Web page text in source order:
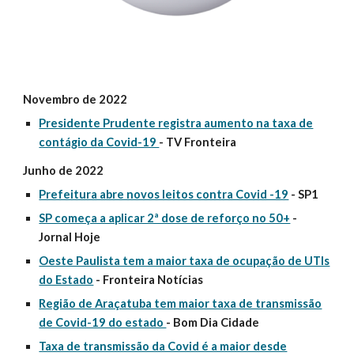
Novembro de 2022
Presidente Prudente registra aumento na taxa de
contágio da Covid-19 - TV Fronteira
Junho de 2022
Prefeitura abre novos leitos contra Covid -19 - SP1
SP começa a aplicar 2ª dose de reforço no 50+ -
Jornal Hoje
Oeste Paulista tem a maior taxa de ocupação de UTIs
do Estado - Fronteira Notícias
Região de Araçatuba tem maior taxa de transmissão
de Covid-19 do estado - Bom Dia Cidade
Taxa de transmissão da Covid é a maior desde